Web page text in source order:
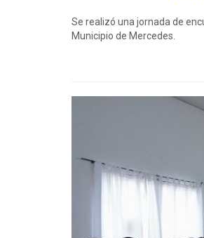
Se realizó una jornada de
Municipio de Mercedes.